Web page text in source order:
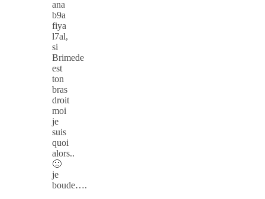
ana
b9a
fiya
l7al,
si
Brimede
est
ton
bras
droit
moi
je
suis
quoi
alors..
🙁
je
boude….